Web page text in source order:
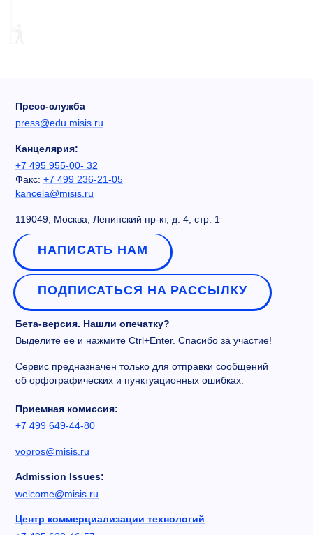
Пресс-служба
press@edu.misis.ru
Канцелярия:
+7 495 955-00- 32
Факс: +7 499 236-21-05
kancela@misis.ru
119049, Москва, Ленинский пр-кт, д. 4, стр. 1
НАПИСАТЬ НАМ
ПОДПИСАТЬСЯ НА РАССЫЛКУ
Бета-версия. Нашли опечатку?
Выделите ее и нажмите Ctrl+Enter. Спасибо за участие!
Сервис предназначен только для отправки сообщений
об орфографических и пунктуационных ошибках.
Приемная комиссия:
+7 499 649-44-80
vopros@misis.ru
Admission Issues:
welcome@misis.ru
Центр коммерциализации технологий